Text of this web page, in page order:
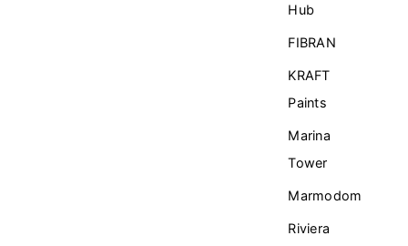
Ηub
FIBRAN
KRAFT
Paints
Marina
Tower
Marmodom
Riviera